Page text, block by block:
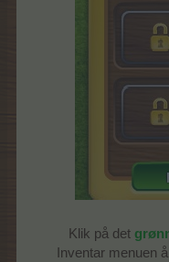
Klik på det
Inventar menuen